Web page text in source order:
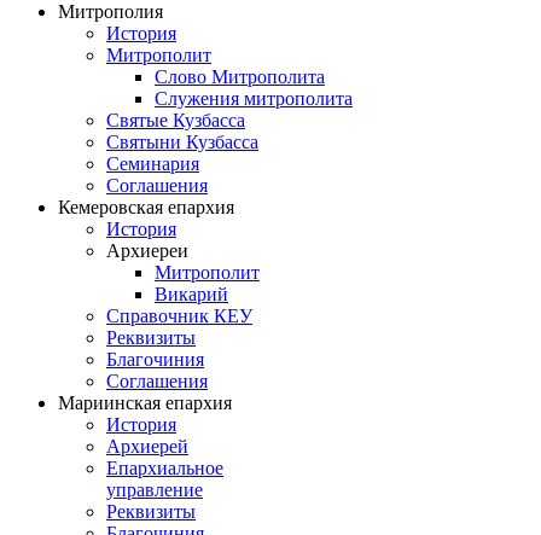
Митрополия
История
Митрополит
Слово Митрополита
Служения митрополита
Святые Кузбасса
Святыни Кузбасса
Семинария
Соглашения
Кемеровская епархия
История
Архиереи
Митрополит
Викарий
Справочник КЕУ
Реквизиты
Благочиния
Соглашения
Мариинская епархия
История
Архиерей
Епархиальное
управление
Реквизиты